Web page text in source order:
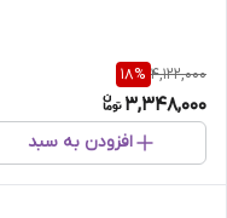
4,122,000
18%
3,348,000
افزودن به سبد